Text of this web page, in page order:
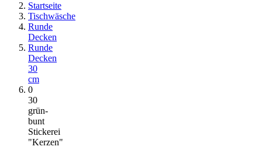
Startseite
Tischwäsche
Runde
Decken
Runde
Decken
30
cm
0
30
grün-
bunt
Stickerei
"Kerzen"